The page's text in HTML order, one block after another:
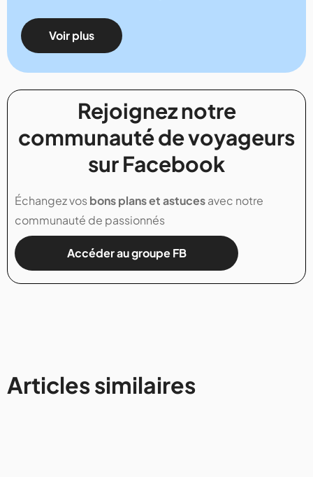
Voir plus
Rejoignez notre
communauté de voyageurs
sur Facebook
Échangez vosbons plans et astucesavec notre
communauté de passionnés
Accéder au groupe FB
Articles similaires